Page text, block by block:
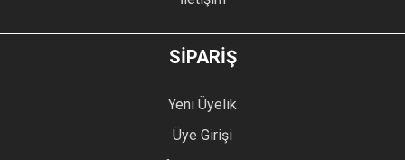
GÖNDER
SİPARİŞ
Yeni Üyelik
Üye Girişi